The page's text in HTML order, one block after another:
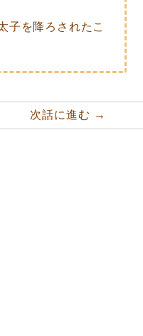
子を降ろされたこ
次話に進む →